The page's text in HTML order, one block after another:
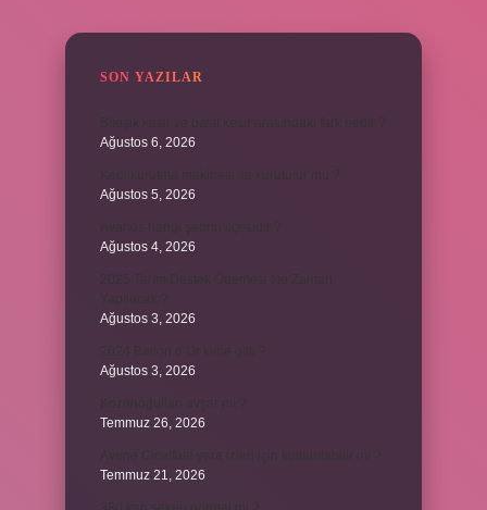
SON YAZILAR
Bileşik kesir ve basit kesir arasındaki fark nedir ?
Ağustos 6, 2026
Ağustos 5, 2026
Ağustos 4, 2026
Ağustos 3, 2026
Ağustos 3, 2026
Temmuz 26, 2026
Temmuz 21, 2026